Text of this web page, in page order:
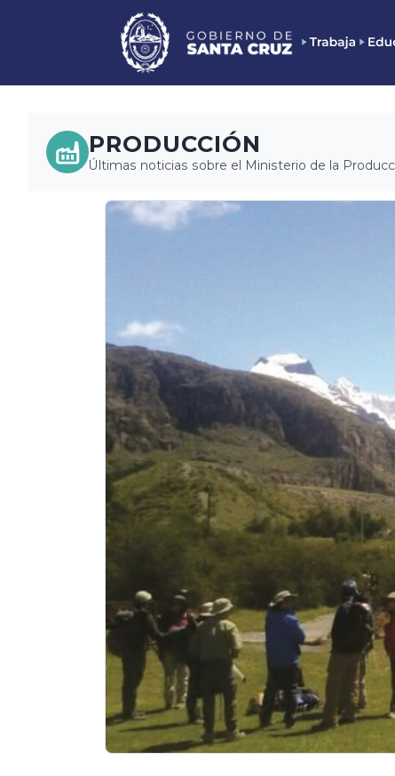
PRODUCCIÓN
Últimas noticias sobre el Ministerio de la